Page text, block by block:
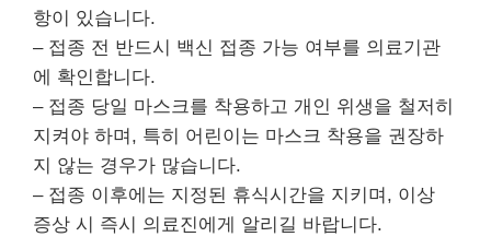
항이 있습니다.
– 접종 전 반드시 백신 접종 가능 여부를 의료기관
에 확인합니다.
– 접종 당일 마스크를 착용하고 개인 위생을 철저히
지켜야 하며, 특히 어린이는 마스크 착용을 권장하
지 않는 경우가 많습니다.
– 접종 이후에는 지정된 휴식시간을 지키며, 이상
증상 시 즉시 의료진에게 알리길 바랍니다.